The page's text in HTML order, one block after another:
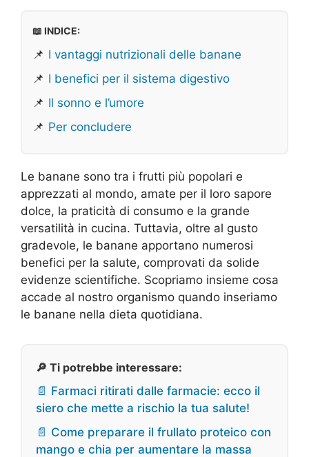
📖 INDICE:
📌 I vantaggi nutrizionali delle banane
📌 I benefici per il sistema digestivo
📌 Il sonno e l’umore
📌 Per concludere
Le banane sono tra i frutti più popolari e
apprezzati al mondo, amate per il loro sapore
dolce, la praticità di consumo e la grande
versatilità in cucina. Tuttavia, oltre al gusto
gradevole, le banane apportano numerosi
benefici per la salute, comprovati da solide
evidenze scientifiche. Scopriamo insieme cosa
accade al nostro organismo quando inseriamo
le banane nella dieta quotidiana.
🔎 Ti potrebbe interessare:
📄 Farmaci ritirati dalle farmacie: ecco il
siero che mette a rischio la tua salute!
📄 Come preparare il frullato proteico con
mango e chia per aumentare la massa